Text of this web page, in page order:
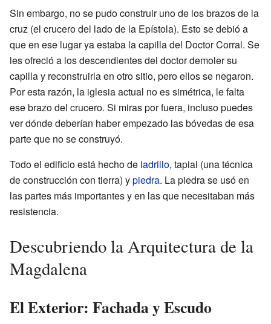
Sin embargo, no se pudo construir uno de los brazos de la
cruz (el crucero del lado de la Epístola). Esto se debió a
que en ese lugar ya estaba la capilla del Doctor Corral. Se
les ofreció a los descendientes del doctor demoler su
capilla y reconstruirla en otro sitio, pero ellos se negaron.
Por esta razón, la iglesia actual no es simétrica, le falta
ese brazo del crucero. Si miras por fuera, incluso puedes
ver dónde deberían haber empezado las bóvedas de esa
parte que no se construyó.
Todo el edificio está hecho de ladrillo, tapial (una técnica
de construcción con tierra) ypiedra. La piedra se usó en
las partes más importantes y en las que necesitaban más
resistencia.
Descubriendo la Arquitectura de la
Magdalena
El Exterior: Fachada y Escudo